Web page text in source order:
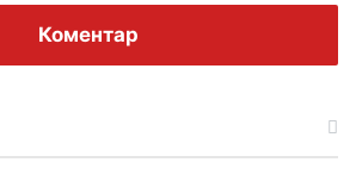
Коментар